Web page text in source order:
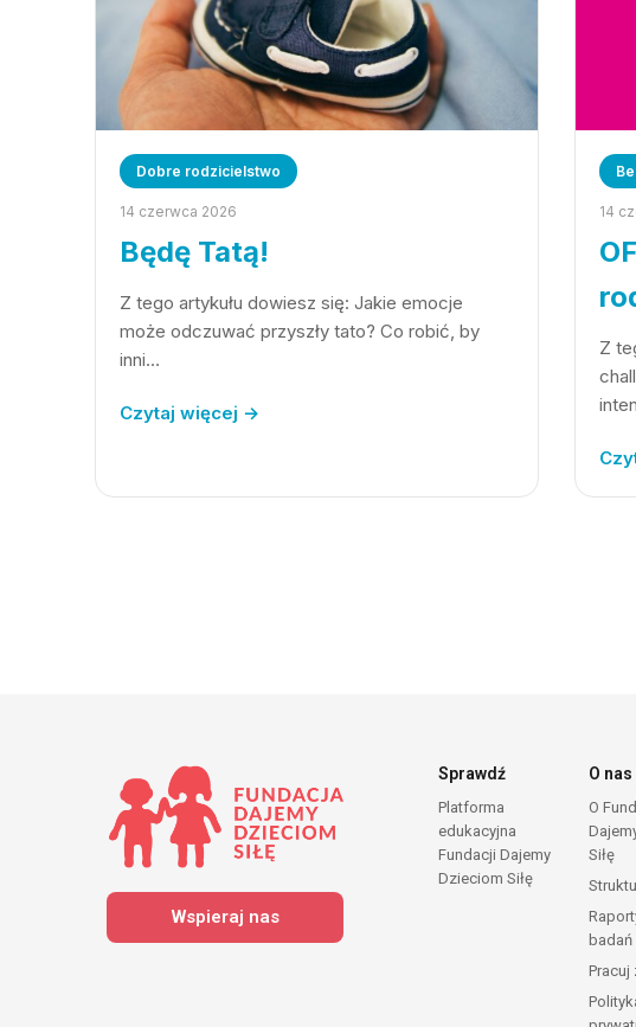
Dobre rodzicielstwo
14 czerwca 2026
Będę Tatą!
Z tego artykułu dowiesz się: Jakie emocje
może odczuwać przyszły tato? Co robić, by
inni…
Czytaj więcej →
14
Z
Wspieraj nas
Sprawdź
Platforma
edukacyjna
Fundacji Dajemy
Dzieciom Siłę
O nas
O
Siłę
badań
Pracuj